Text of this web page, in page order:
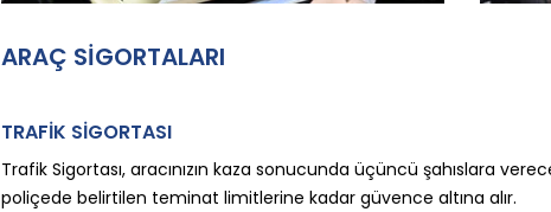
ARAÇ SİGORTALARI
TRAFİK SİGORTASI
Trafik Sigortası, aracınızın kaza sonucunda üçüncü şahıslara
poliçede belirtilen teminat limitlerine kadar güvence altına alır.